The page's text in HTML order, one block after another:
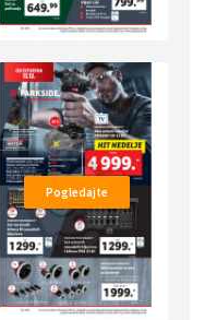
Pogledajte